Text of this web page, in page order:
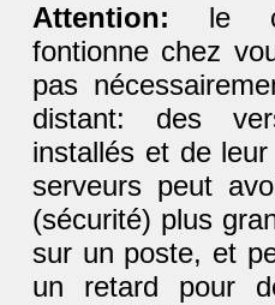
Attention: le
fontionne chez
pas
distant: des
installés et de
serveurs peut
(sécurité) plus
sur un poste, et
un retard pour